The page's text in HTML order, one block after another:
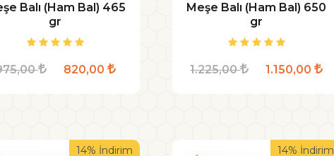
Balı (Ham Bal) 465
gr
820,00
Meşe Balı (Ham Bal) 650
gr
1.225,00 1.150,00
14% İndirim 14% İndirim